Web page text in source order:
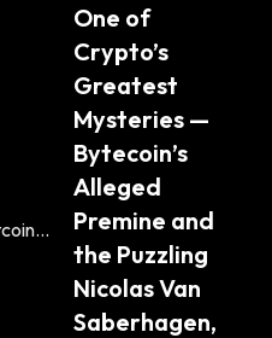
One of
Crypto’s
Greatest
Mysteries —
Bytecoin’s
Alleged
Premine and
the Puzzling
Nicolas Van
Saberhagen,